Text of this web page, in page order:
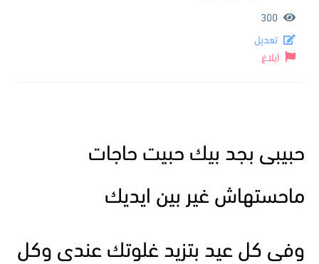
حبيبى بجد بيك حبيت حاجات
ماحستهاش غير بين ايديك
وفى كل عيد بتزيد غلوتك عندى وكل
300
تعديل
ابلاغ